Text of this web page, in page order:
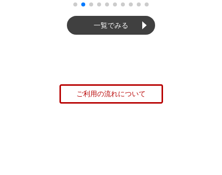
一覧でみる
ご利用の流れについて